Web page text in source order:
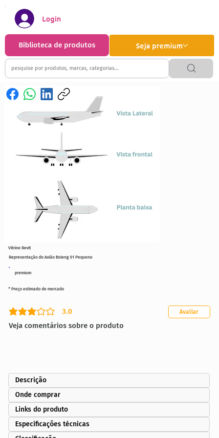
Seja premium
Biblioteca de produtos
Login
premium
Representação do Avião Boieng 01 Pequeno
3.0
classificação média é 3 de 5
Veja comentários sobre o produto
Avaliar
* Preço estimado de mercado
Vitrine Revit
Descrição
Onde comprar
Links do produto
Especificações técnicas